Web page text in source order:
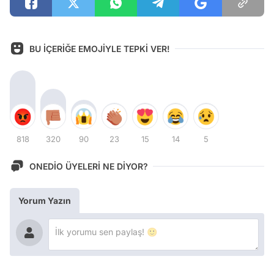
BU İÇERİĞE EMOJİYLE TEPKİ VER!
818 320 90 23 15 14 5
ONEDİO ÜYELERİ NE DİYOR?
Yorum Yazın